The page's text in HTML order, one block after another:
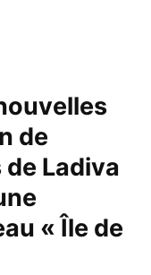
de
Ladiva
« Île de